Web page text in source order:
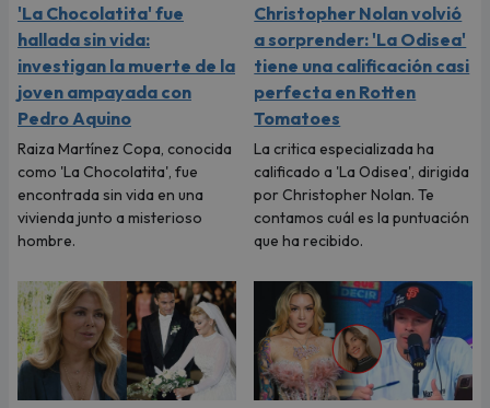
'La Chocolatita' fue
hallada sin vida:
investigan la muerte de la
joven ampayada con
Pedro Aquino
Raiza Martínez Copa, conocida
como 'La Chocolatita', fue
encontrada sin vida en una
vivienda junto a misterioso
hombre.
Christopher Nolan volvió
a sorprender: 'La Odisea'
tiene una calificación casi
perfecta en Rotten
Tomatoes
La critica especializada ha
calificado a 'La Odisea', dirigida
por Christopher Nolan. Te
contamos cuál es la puntuación
que ha recibido.